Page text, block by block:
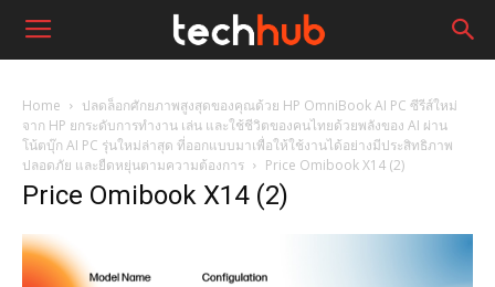
Home
ปลดล็อกศักยภาพสูงสุดของคุณด้วย HP OmniBook AI PC ซีรีส์ใหม่
จาก HP ยกระดับการทำงาน เล่น และใช้ชีวิตของคนไทยด้วยพลังของ AI ผ่าน
โน้ตบุ๊ก AI PC รุ่นใหม่ล่าสุด ที่ออกแบบมาเพื่อให้ใช้งานได้อย่างมีประสิทธิภาพ
ปลอดภัย และยืดหยุ่นตามความต้องการ
Price Omibook X14 (2)
Price Omibook X14 (2)